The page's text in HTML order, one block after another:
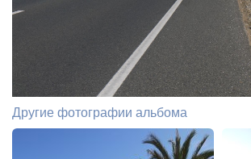
Другие фотографии альбома